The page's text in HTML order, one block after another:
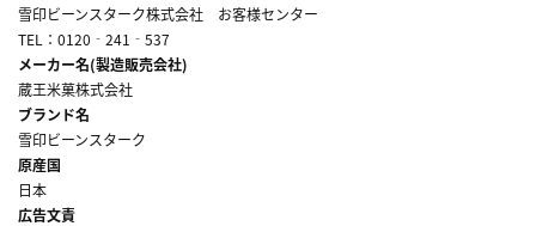
雪印ビーンスターク株式会社 お客様センター
TEL：0120‐241‐537
メーカー名(製造販売会社)
蔵王米菓株式会社
ブランド名
雪印ビーンスターク
原産国
日本
広告文責